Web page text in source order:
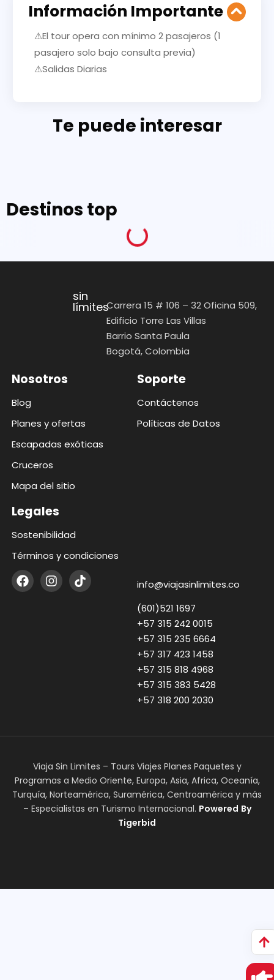
Información Importante
⚠El tour opera con mínimo 2 pasajeros (1
pasajero solo bajo consulta previa)
⚠Salidas Diarias
Te puede interesar
Destinos top
sin
límitesCarrera 15 # 106 – 32 Oficina 509,
Edificio Torre Las Villas
Barrio Santa Paula
Bogotá, Colombia
Nosotros
Blog
Planes y ofertas
Escapadas exóticas
Cruceros
Mapa del sitio
Soporte
Contáctenos
Políticas de Datos
Legales
Sostenibilidad
Términos y condiciones
info@viajasinlimites.co
(601)521 1697
+57 315 242 0015
+57 315 235 6664
+57 317 423 1458
+57 315 818 4968
+57 315 383 5428
+57 318 200 2030
Viaja Sin Limites – Tours Viajes Planes Paquetes y
Programas a Medio Oriente, Europa, Asia, Africa, Oceanía,
Turquía, Norteamérica, Suramérica, Centroamérica y más
– Especialistas en Turismo Internacional. Powered By
Tigerbid